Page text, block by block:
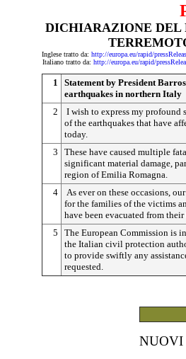
DICHIARAZIONE DEL
Inglese tratto da: http://europa.eu/rapid/
Italiano tratto da: http://europa.eu/rapid/
1
Statement by President
earthquakes in northern Italy
2
I wish to express my profound
of the earthquakes that have
today.
3
These have caused multiple
significant material damage,
region of Emilia Romagna.
4
As ever on these occasions,
for the families of the victims
have been evacuated from their
5
The European Commission is
the Italian civil protection
to provide swiftly any
requested.
NUOVI